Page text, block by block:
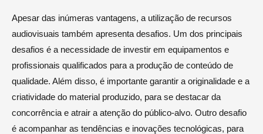
Apesar das inúmeras vantagens, a utilização de recursos
audiovisuais também apresenta desafios. Um dos principais
desafios é a necessidade de investir em equipamentos e
profissionais qualificados para a produção de conteúdo de
qualidade. Além disso, é importante garantir a originalidade e a
criatividade do material produzido, para se destacar da
concorrência e atrair a atenção do público-alvo. Outro desafio
é acompanhar as tendências e inovações tecnológicas, para